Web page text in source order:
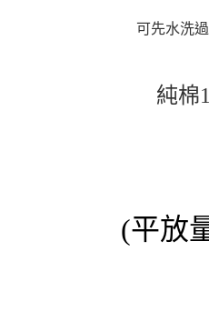
可先水洗
純棉
(平放